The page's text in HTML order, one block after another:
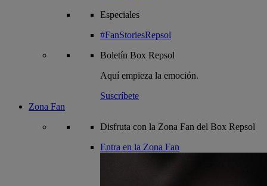
Especiales
#FanStoriesRepsol
Boletín Box Repsol
Aquí empieza la emoción.
Suscríbete
Zona Fan
Disfruta con la Zona Fan del Box Repsol
Entra en la Zona Fan